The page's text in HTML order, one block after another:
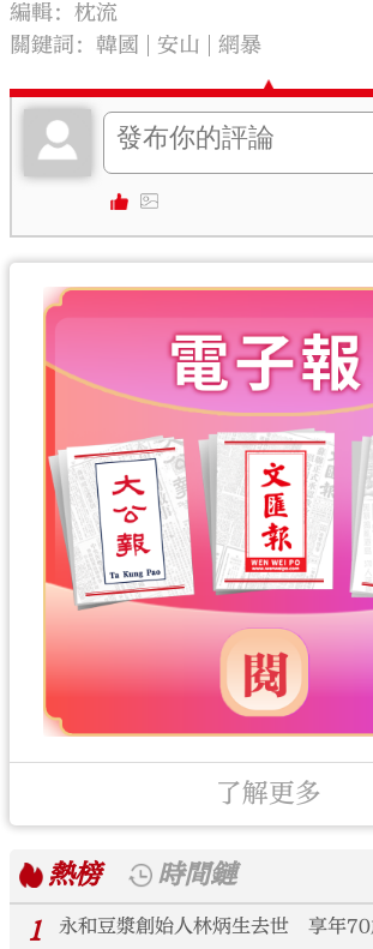
編輯：枕流
關鍵詞：韓國 安山 網暴
了解更多
熱榜
時間鏈
1
永和豆漿創始人林炳生去世 享年